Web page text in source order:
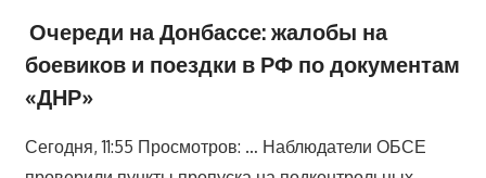
Очереди на Донбассе: жалобы на
боевиков и поездки в РФ по документам
«ДНР»
Сегодня, 11:55 Просмотров: … Наблюдатели ОБСЕ